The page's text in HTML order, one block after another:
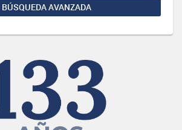
BÚSQUEDA AVANZADA